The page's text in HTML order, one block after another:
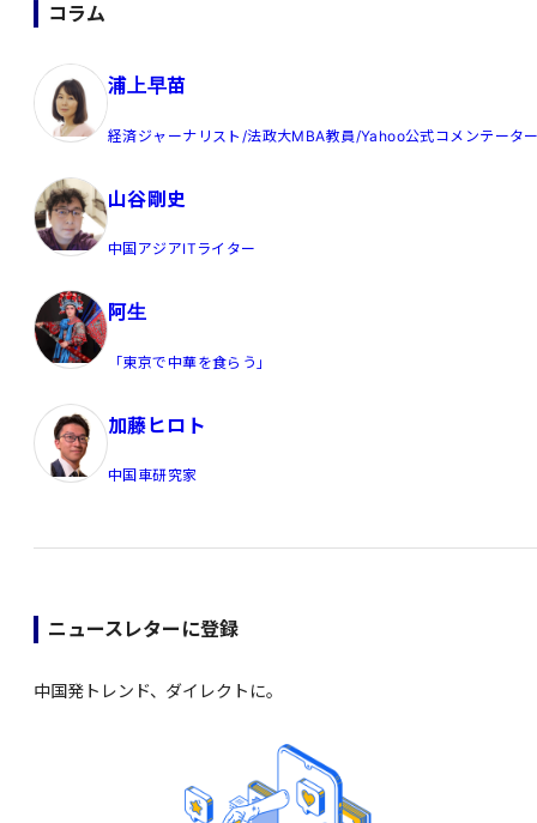
コラム
浦上早苗
経済ジャーナリスト/法政大MBA教員/Yahoo公式コメンテータ
山谷剛史
中国アジアITライター
阿生
「東京で中華を食らう」
加藤ヒロト
中国車研究家
ニュースレターに登録
中国発トレンド、ダイレクトに。